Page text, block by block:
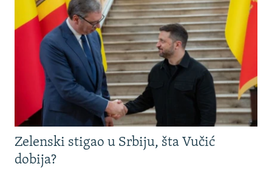
Zelenski stigao u Srbiju, šta Vučić
dobija?